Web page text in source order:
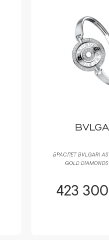
БРАСЛЕТ BVLGARI
GOLD DIAMONDS
423